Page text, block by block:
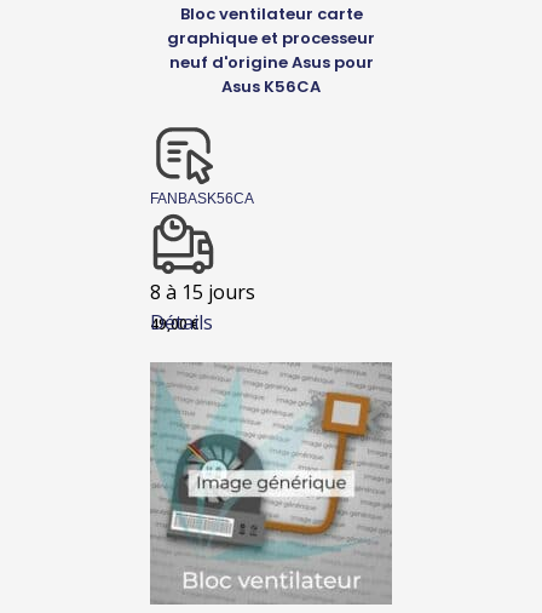
Détails
Bloc ventilateur carte
graphique et processeur
neuf d'origine Asus pour
Asus K56CA
FANBASK56CA
8 à 15 jours
49,00€